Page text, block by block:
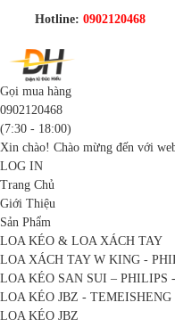
Hotline: 0902120468
Gọi mua hàng
0902120468
(7:30 - 18:00)
Xin chào! Chào mừng đến với
LOG IN
Trang Chủ
Giới Thiệu
Sản Phẩm
LOA KÉO & LOA XÁCH TAY
LOA XÁCH TAY W KING -
LOA KÉO SAN SUI – PHILIPS
LOA KÉO JBZ - TEMEISHENG
LOA KÉO JBZ